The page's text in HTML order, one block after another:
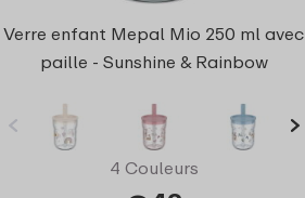
Verre enfant Mepal Mio 250 ml avec
paille - Sunshine & Rainbow
4 Couleurs